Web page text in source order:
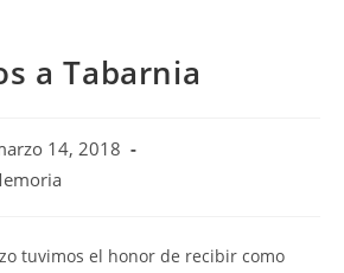
a Tabarnia
14, 2018
tuvimos el honor de recibir como